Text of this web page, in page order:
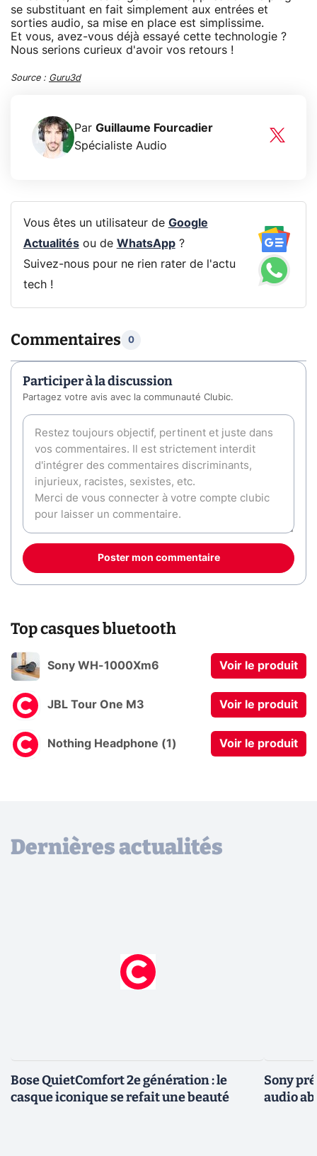
se substituant en fait simplement aux entrées et
sorties audio, sa mise en place est simplissime.
Et vous, avez-vous déjà essayé cette technologie ?
Nous serions curieux d'avoir vos retours !
Source : Guru3d
Par Guillaume Fourcadier
Spécialiste Audio
Vous êtes un utilisateur de Google
Actualitésou de WhatsApp?
Suivez-nous pour ne rien rater de l'actu
tech !
Commentaires 0
Participer à la discussion
Partagez votre avis avec la communauté Clubic.
Poster mon commentaire
Top casques bluetooth
Sony WH-1000Xm6 Voir le produit
JBL Tour One M3 Voir le produit
Nothing Headphone (1) Voir le produit
Dernières actualités
Bose QuietComfort 2e génération : le
casque iconique se refait une beauté
Sony
audio